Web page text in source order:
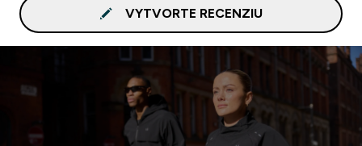
VYTVORTE RECENZIU